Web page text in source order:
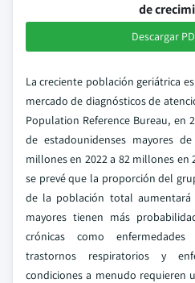
de
Descargar
La creciente población geriátrica
mercado de diagnósticos de
Population Reference Bureau, en
de estadounidenses mayores
millones en 2022 a 82 millones en
se prevé que la proporción del
de la población total aumentará
mayores tienen más
crónicas como enfermedades
trastornos respiratorios y
condiciones a menudo requieren